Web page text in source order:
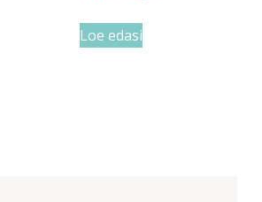
Loe edasi